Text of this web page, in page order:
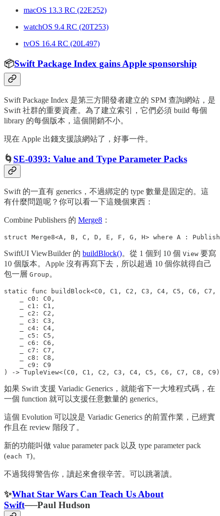
macOS 13.3 RC (22E252)
watchOS 9.4 RC (20T253)
tvOS 16.4 RC (20L497)
📦Swift Package Index gains Apple sponsorship
Swift Package Index 是第三方開發者建立的 SPM 查詢網站，是
Swift 社群的重要資產。為了建立索引，它們必須 build 每個
library 的每個版本，這個開銷不小。
現在 Apple 出錢支援該網站了，好事一件。
🌀 SE-0393: Value and Type Parameter Packs
Swift 的一直有 generics，不過綁定的 type 數量是固定的。這
有什麼問題呢？你可以看一下這幾個東西：
Combine Publishers 的 Merge8 ：
struct Merge8<A, B, C, D, E, F, G, H> where A :
SwiftUI ViewBuilder 的 buildBlock()。從 1 個到 10 個 View 要寫
10 個版本。Apple 沒有再寫下去，所以超過 10 個你就得自己
包一層 Group 。
static func buildBlock<C0, C1, C2, C3, C4, C5, C6, C7,
    _ c0: C0,
    _ c1: C1,
    _ c2: C2,
    _ c3: C3,
    _ c4: C4,
    _ c5: C5,
    _ c6: C6,
    _ c7: C7,
    _ c8: C8,
    _ c9: C9
) -> TupleView<(C0, C1, C2, C3, C4, C5, C6, C7, C8,
如果 Swift 支援 Variadic Generics，就能省下一大堆程式碼，在
一個 function 就可以支援任意數量的 generics。
這個 Evolution 可以說是 Variadic Generics 的前置作業，已經實
作且在 review 階段了。
新的功能叫做 value parameter pack 以及 type parameter pack
(each T)。
不過我得警告你，讀起來會很辛苦。可以跳著讀。
✨What Star Wars Can Teach Us About
Swift──Paul Hudson